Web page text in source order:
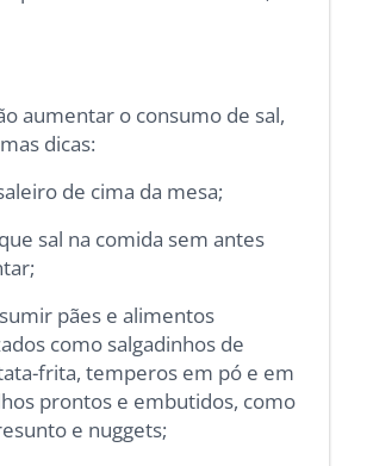
aumentar o consumo de sal,
dicas:
de cima da mesa;
sal na comida sem antes
pães e alimentos
como salgadinhos de
frita, temperos em pó e em
prontos e embutidos, como
e nuggets;